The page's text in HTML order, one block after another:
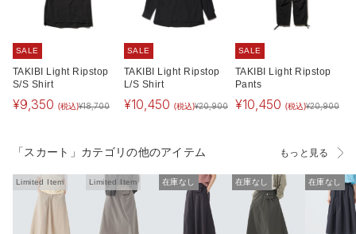
SALE
TAKIBI Light Ripstop
S/S Shirt
¥9,350 (税込)¥18,700
SALE
TAKIBI Light Ripstop
L/S Shirt
¥10,450 (税込)¥20,900
SALE
TAKIBI Light Ripstop
Pants
¥10,450 (税込)¥20,900
「スカート」カテゴリの他のアイテム もっと見る
Limited Item Limited Item 在庫なし 在庫なし 在庫なし